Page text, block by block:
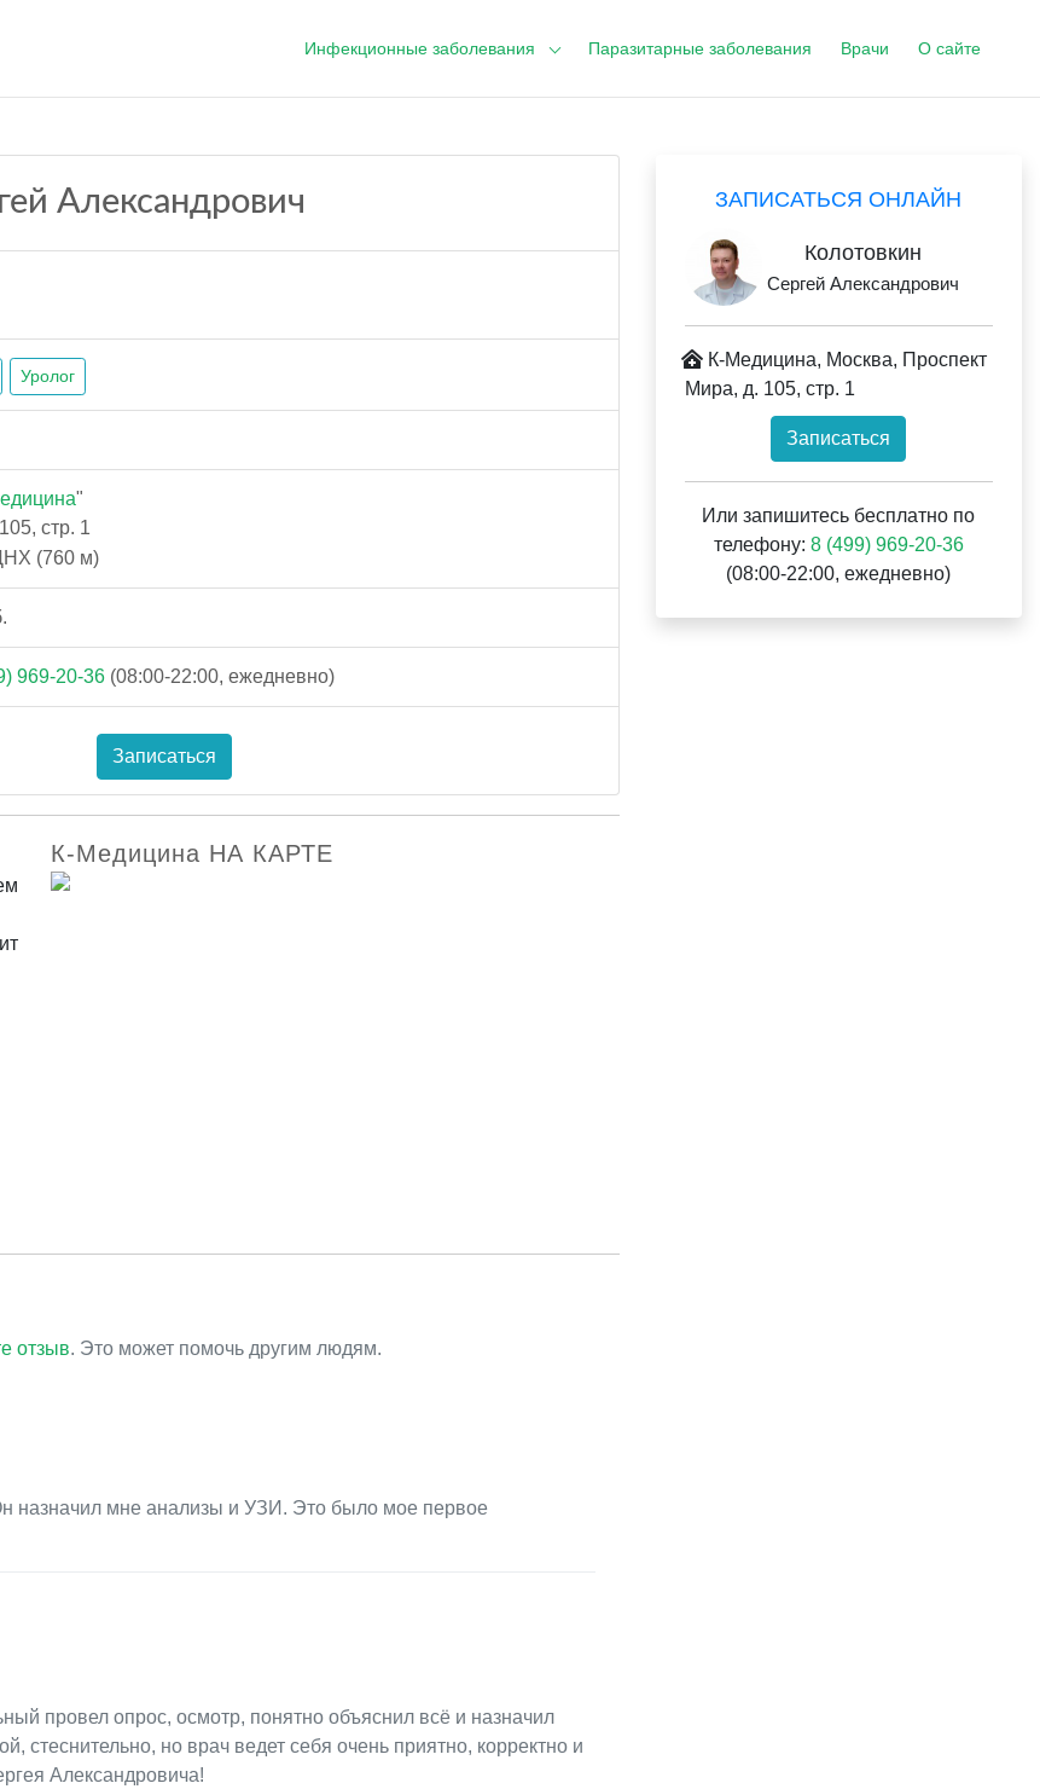
Инфекционные заболевания Паразитарные заболевания Врачи О сайте
Александрович
Уролог
"
стр. 1
(760 м)
969-20-36 (08:00-22:00, ежедневно)
Записаться
К-Медицина НА КАРТЕ
отзыв. Это может помочь другим людям.
назначил мне анализы и УЗИ. Это было мое первое
провел опрос, осмотр, понятно объяснил всё и назначил
стеснительно, но врач ведет себя очень приятно, корректно и
Александровича!
ЗАПИСАТЬСЯ ОНЛАЙН
Колотовкин
Сергей Александрович
К-Медицина, Москва, Проспект
Мира, д. 105, стр. 1
Записаться
Или запишитесь бесплатно по
телефону: 8 (499) 969-20-36
(08:00-22:00, ежедневно)